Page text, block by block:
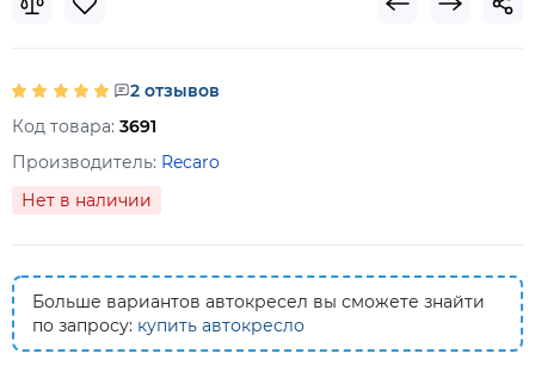
2 отзывов
Код товара: 3691
Производитель: Recaro
Нет в наличии
Больше вариантов автокресел вы сможете знайти
по запросу: купить автокресло